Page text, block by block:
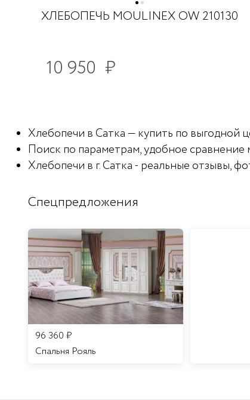
ХЛЕБОПЕЧЬ MOULINEX ОW 210130
10 950 ₽
Хлебопечи в Сатка — купить по выгодной
Поиск по параметрам, удобное
Хлебопечи в г. Сатка - реальные отзывы,
Спецпредложения
96 360 ₽
Спальня Рояль